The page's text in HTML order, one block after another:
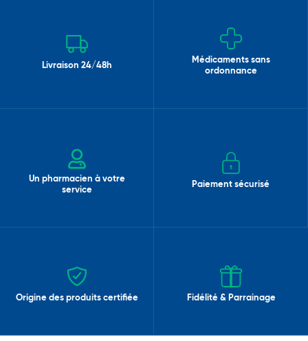
Livraison 24/48h
Médicaments sans
ordonnance
Un pharmacien à votre
service
Paiement sécurisé
Origine des produits certifiée Fidélité & Parrainage